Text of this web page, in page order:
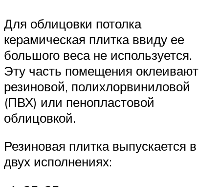
Для облицовки потолка
керамическая плитка ввиду ее
большого веса не используется.
Эту часть помещения оклеивают
резиновой, полихлорвиниловой
(ПВХ) или пенопластовой
облицовкой.
Резиновая плитка выпускается в
двух исполнениях: